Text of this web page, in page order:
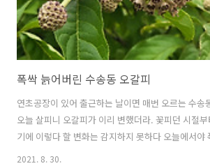
폭싹 늙어버린 수송동 오갈피
연초공장이 있어 출근하는 날이면 매번 오르는 수송
오늘 살피니 오갈피가 이리 변했더라. 꽃피던 시절
기에 이렇다 할 변화는 감지하지 못하다 오늘에서야
실감한다. 늙었는가 익었는가? 늙음이 아니라 익음이
2021. 8. 30.